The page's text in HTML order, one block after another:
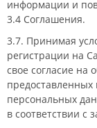
информации и
3.4 Соглашения.
3.7. Принимая
регистрации на
свое согласие на
персональных
в соответствии с